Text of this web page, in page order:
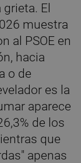
El
muestra
al PSOE en
hacia
o de
es la
aparece
de los
que
apenas